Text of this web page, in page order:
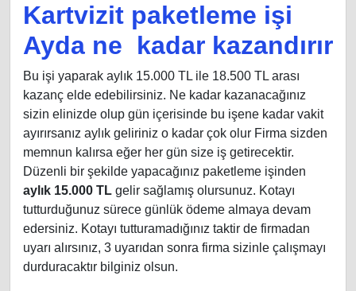
Kartvizit paketleme işi
Ayda ne kadar kazandırır
Bu işi yaparak aylık 15.000 TL ile 18.500 TL arası
kazanç elde edebilirsiniz. Ne kadar kazanacağınız
sizin elinizde olup gün içerisinde bu işene kadar vakit
ayırırsanız aylık geliriniz o kadar çok olur Firma sizden
memnun kalırsa eğer her gün size iş getirecektir.
Düzenli bir şekilde yapacağınız paketleme işinden
aylık 15.000 TL gelir sağlamış olursunuz. Kotayı
tutturduğunuz sürece günlük ödeme almaya devam
edersiniz. Kotayı tutturamadığınız taktir de firmadan
uyarı alırsınız, 3 uyarıdan sonra firma sizinle çalışmayı
durduracaktır bilginiz olsun.